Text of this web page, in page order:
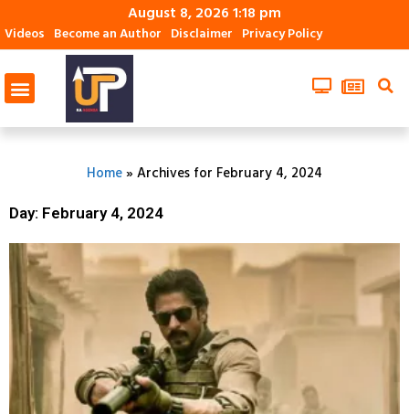
August 8, 2026 1:18 pm
Videos Become an Author Disclaimer Privacy Policy
Home» Archives for February 4, 2024
Day: February 4, 2024